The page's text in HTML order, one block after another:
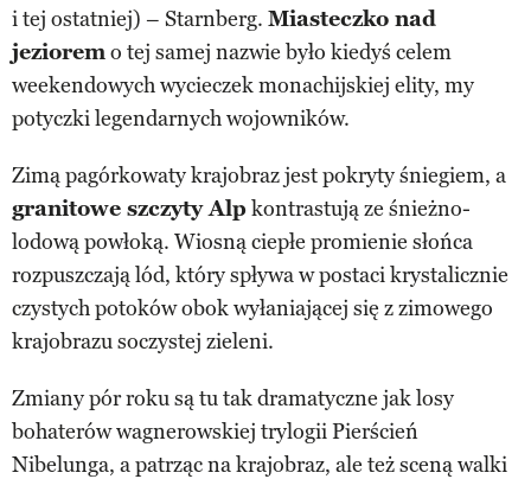
i tej ostatniej) – Starnberg. Miasteczko nad
jezioremo tej samej nazwie było kiedyś celem
weekendowych wycieczek monachijskiej elity, my
potyczki legendarnych wojowników.
Zimą pagórkowaty krajobraz jest pokryty śniegiem, a
granitowe szczyty Alpkontrastują ze śnieżno-
lodową powłoką. Wiosną ciepłe promienie słońca
rozpuszczają lód, który spływa w postaci krystalicznie
czystych potoków obok wyłaniającej się z zimowego
krajobrazu soczystej zieleni.
Zmiany pór roku są tu tak dramatyczne jak losy
bohaterów wagnerowskiej trylogii Pierścień
Nibelunga, a patrząc na krajobraz, ale też sceną walki